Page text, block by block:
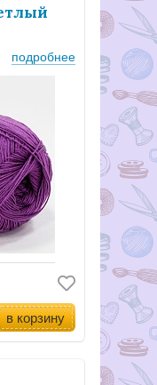
подробнее
в корзину